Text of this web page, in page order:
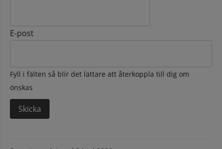
E-post
Fyll i fälten så blir det lättare att återkoppla till dig om
önskas